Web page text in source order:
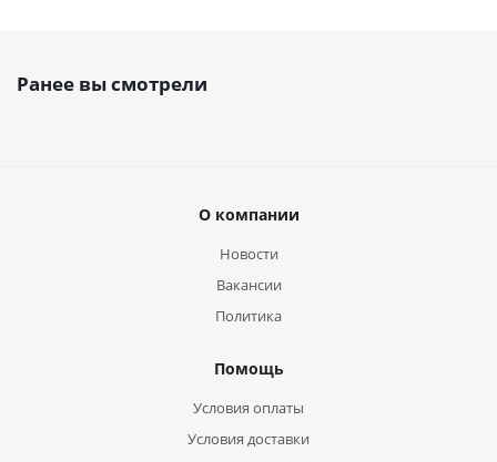
Ранее вы смотрели
О компании
Новости
Вакансии
Политика
Помощь
Условия оплаты
Условия доставки